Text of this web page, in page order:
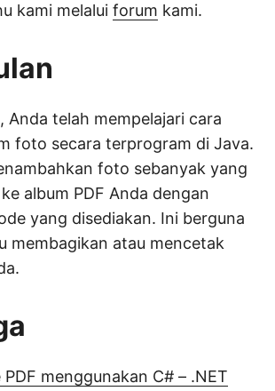
kami melalui forum kami.
Anda telah mempelajari cara
foto secara terprogram di Java.
foto sebanyak yang
album PDF Anda dengan
yang disediakan. Ini berguna
membagikan atau mencetak
PDF menggunakan C# – .NET